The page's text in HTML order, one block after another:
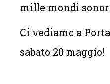
mille mondi
Ci vediamo a
sabato 20 maggio!